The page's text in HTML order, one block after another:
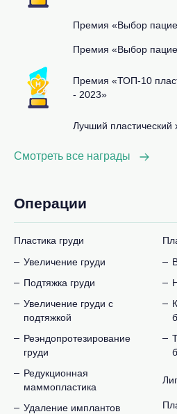
Премия «Выбор
Премия «Выбор
Премия «ТОП-10
- 2023»
Лучший пластический
Смотреть все награды
Операции
Пластика груди
Увеличение груди
Подтяжка груди
Увеличение груди с
подтяжкой
Реэндопротезирование
груди
Редукционная
маммопластика
Удаление имплантов